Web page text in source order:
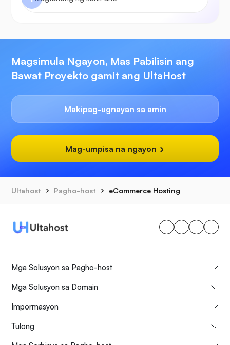
Magsimula Ngayon, Mas Pabilisin ang
Bawat Proyekto gamit ang UltaHost
Makipag-ugnayan sa amin
Mag-umpisa na ngayon
Ultahost Pagho-host eCommerce Hosting
Mga Solusyon sa Pagho-host
Mga Solusyon sa Domain
Impormasyon
Tulong